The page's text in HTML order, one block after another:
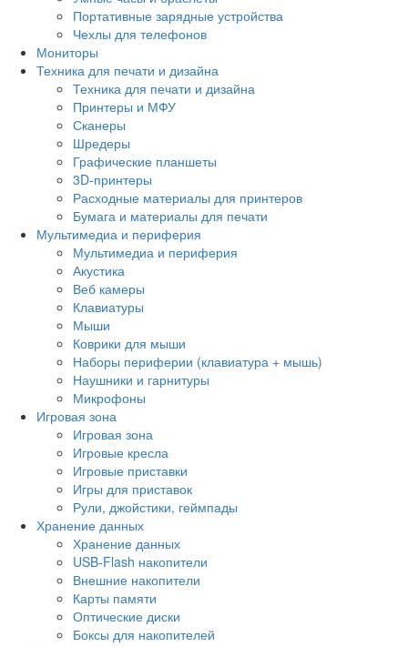
Портативные зарядные устройства
Чехлы для телефонов
Мониторы
Техника для печати и дизайна
Техника для печати и дизайна
Принтеры и МФУ
Сканеры
Шредеры
Графические планшеты
3D-принтеры
Расходные материалы для принтеров
Бумага и материалы для печати
Мультимедиа и периферия
Мультимедиа и периферия
Акустика
Веб камеры
Клавиатуры
Мыши
Коврики для мыши
Наборы периферии (клавиатура + мышь)
Наушники и гарнитуры
Микрофоны
Игровая зона
Игровая зона
Игровые кресла
Игровые приставки
Игры для приставок
Рули, джойстики, геймпады
Хранение данных
Хранение данных
USB-Flash накопители
Внешние накопители
Карты памяти
Оптические диски
Боксы для накопителей